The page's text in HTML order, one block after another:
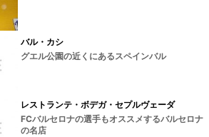
バル・カシ
グエル公園の近くにあるスペインバル
レストランテ・ボデガ・セプルヴェーダ
FCバルセロナの選手もオススメするバルセロナ
の名店